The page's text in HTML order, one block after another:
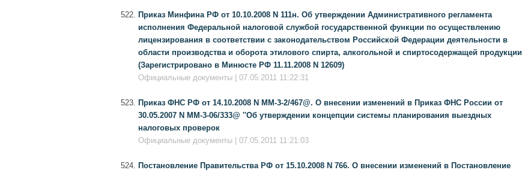
Приказ Минфина РФ от 10.10.2008 N 111н. Об утверждении Административного регламента
исполнения Федеральной налоговой службой государственной функции по осуществлению
лицензирования в соответствии с законодательством Российской Федерации деятельности в
области производства и оборота этилового спирта, алкогольной и спиртосодержащей продукции
(Зарегистрировано в Минюсте РФ 11.11.2008 N 12609)
Официальные документы | 07.05.2011 11:22:31
Приказ ФНС РФ от 14.10.2008 N ММ-3-2/467@. О внесении изменений в Приказ ФНС России от
30.05.2007 N ММ-3-06/333@ ''Об утверждении концепции системы планирования выездных
налоговых проверок
Официальные документы | 07.05.2011 11:21:03
Постановление Правительства РФ от 15.10.2008 N 766. О внесении изменений в Постановление